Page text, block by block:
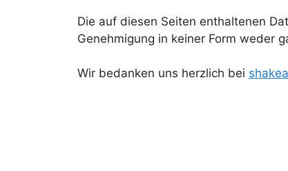
Die auf diesen Seiten enthaltenen
Genehmigung in keiner Form weder
Wir bedanken uns herzlich bei